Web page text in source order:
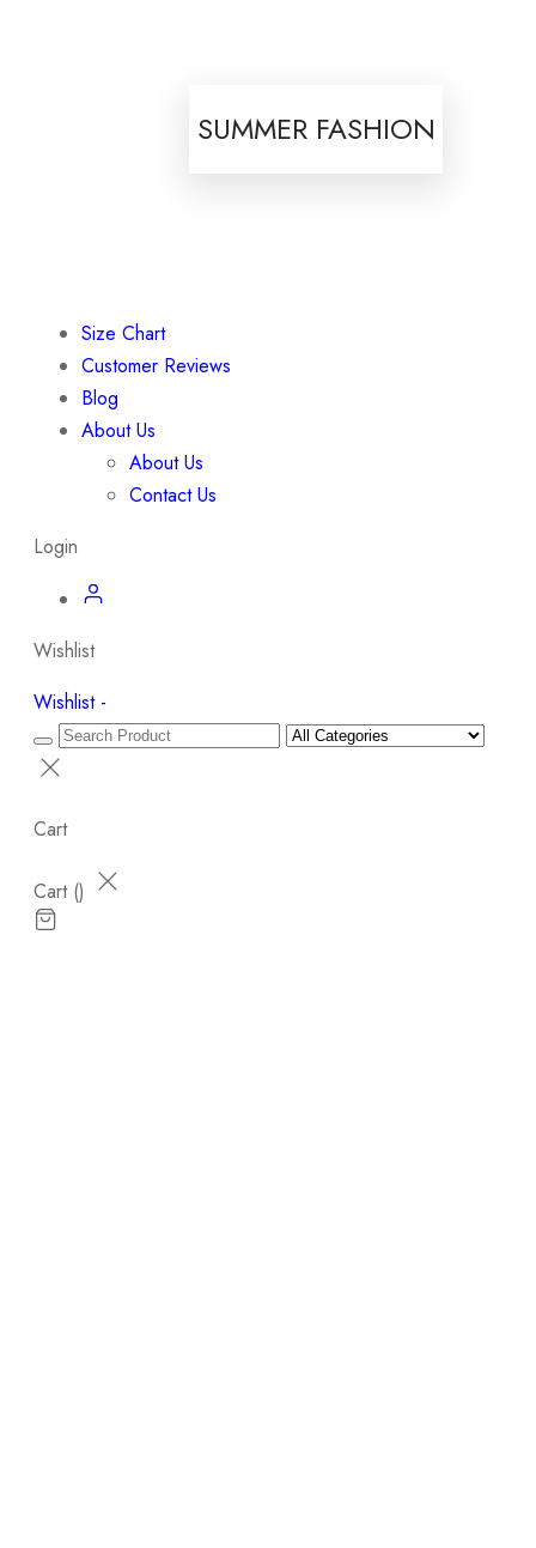
SUMMER FASHION
Size Chart
Customer Reviews
Blog
About Us
About Us
Contact Us
Login
Wishlist
Wishlist -
Cart
Cart ()